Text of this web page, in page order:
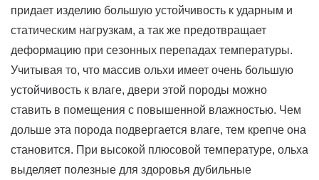
придает изделию большую устойчивость к ударным и
статическим нагрузкам, а так же предотвращает
деформацию при сезонных перепадах температуры.
Учитывая то, что массив ольхи имеет очень большую
устойчивость к влаге, двери этой породы можно
ставить в помещения с повышенной влажностью. Чем
дольше эта порода подвергается влаге, тем крепче она
становится. При высокой плюсовой температуре, ольха
выделяет полезные для здоровья дубильные